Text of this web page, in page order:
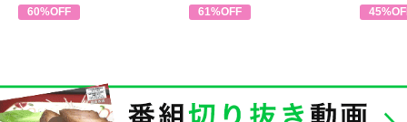
60%OFF 61%OFF